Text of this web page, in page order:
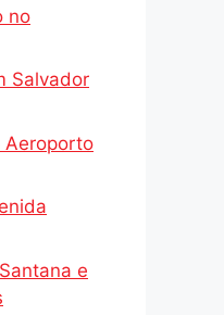
no
Salvador
Aeroporto
e